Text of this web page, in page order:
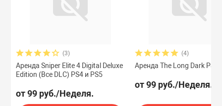
(3)
Аренда Sniper Elite 4 Digital Deluxe
Edition (Все DLC) PS4 и PS5
от 99 руб./Неделя.
(4)
Аренда The Long Dark PS4
от 99 руб./Неделя.